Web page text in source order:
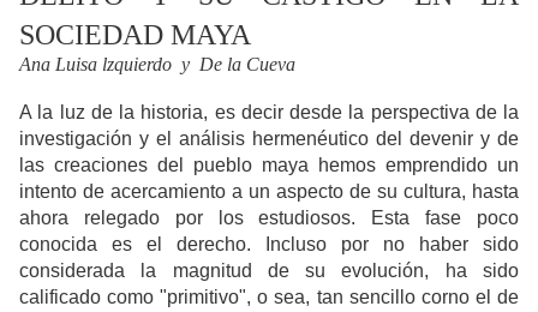
SOCIEDAD MAYA
Ana Luisa lzquierdo y De la Cueva
A la luz de la historia, es decir desde la perspectiva de la
investigación y el análisis hermenéutico del devenir y de
las creaciones del pueblo maya hemos emprendido un
intento de acercamiento a un aspecto de su cultura, hasta
ahora relegado por los estudiosos. Esta fase poco
conocida es el derecho. Incluso por no haber sido
considerada la magnitud de su evolución, ha sido
calificado como "primitivo", o sea, tan sencillo corno el de